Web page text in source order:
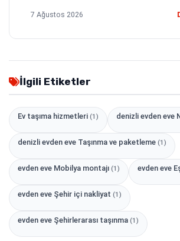
7 Ağustos 2026
İlgili Etiketler
Ev taşıma hizmetleri (1) denizli evden eve
denizli evden eve Taşınma ve paketleme (1)
evden eve Mobilya montajı (1) evden eve
evden eve Şehir içi nakliyat (1)
evden eve Şehirlerarası taşınma (1)